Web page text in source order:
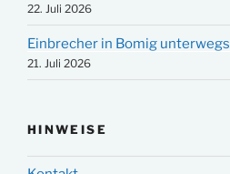
22. Juli 2026
Einbrecher in Bomig unterwegs
21. Juli 2026
HINWEISE